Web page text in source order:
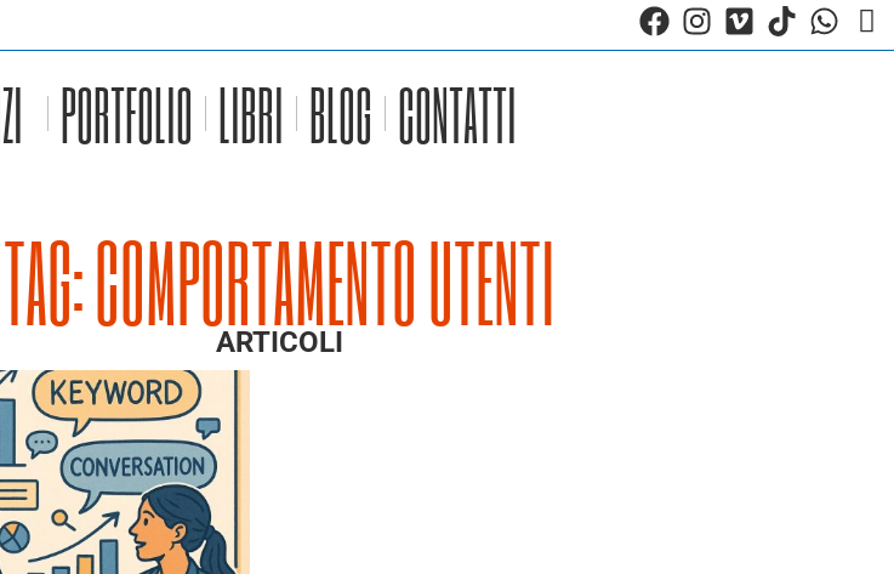
PORTFOLIO LIBRI BLOG CONTATTI
TAG: COMPORTAMENTO UTENTI
ARTICOLI